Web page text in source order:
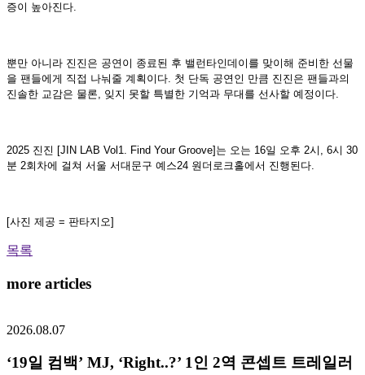
증이 높아진다.
뿐만 아니라 진진은 공연이 종료된 후 밸런타인데이를 맞이해 준비한 선물
을 팬들에게 직접 나눠줄 계획이다. 첫 단독 공연인 만큼 진진은 팬들과의
진솔한 교감은 물론, 잊지 못할 특별한 기억과 무대를 선사할 예정이다.
2025 진진 [JIN LAB Vol1. Find Your Groove]는 오는 16일 오후 2시, 6시 30
분 2회차에 걸쳐 서울 서대문구 예스24 원더로크홀에서 진행된다.
[사진 제공 = 판타지오]
목록
more articles
2026.08.07
‘19일 컴백’ MJ, ‘Right..?’ 1인 2역 콘셉트 트레일러